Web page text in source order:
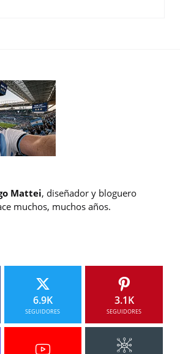
Mattei, diseñador y bloguero
muchos, muchos años.
6.9K
SEGUIDORES
3.1K
SEGUIDORES